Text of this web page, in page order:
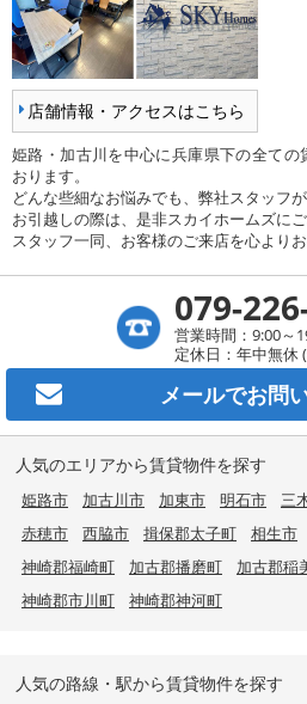
店舗情報・アクセスはこちら
姫路・加古川を中心に兵庫県下の全て
おります。
どんな些細なお悩みでも、弊社スタッフ
お引越しの際は、是非スカイホームズにご
スタッフ一同、お客様のご来店を心よりお
079-
営業時間：9:00～
定休日：年中無休
メールでお問
人気のエリアから賃貸物件を探す
姫路市 加古川市 加東市 明石市 三
赤穂市
西脇市 揖保郡太子町 相生市
神崎郡福崎町
加古郡播磨町 加古郡稲
神崎郡市川町
神崎郡神河町
人気の路線・駅から賃貸物件を探す